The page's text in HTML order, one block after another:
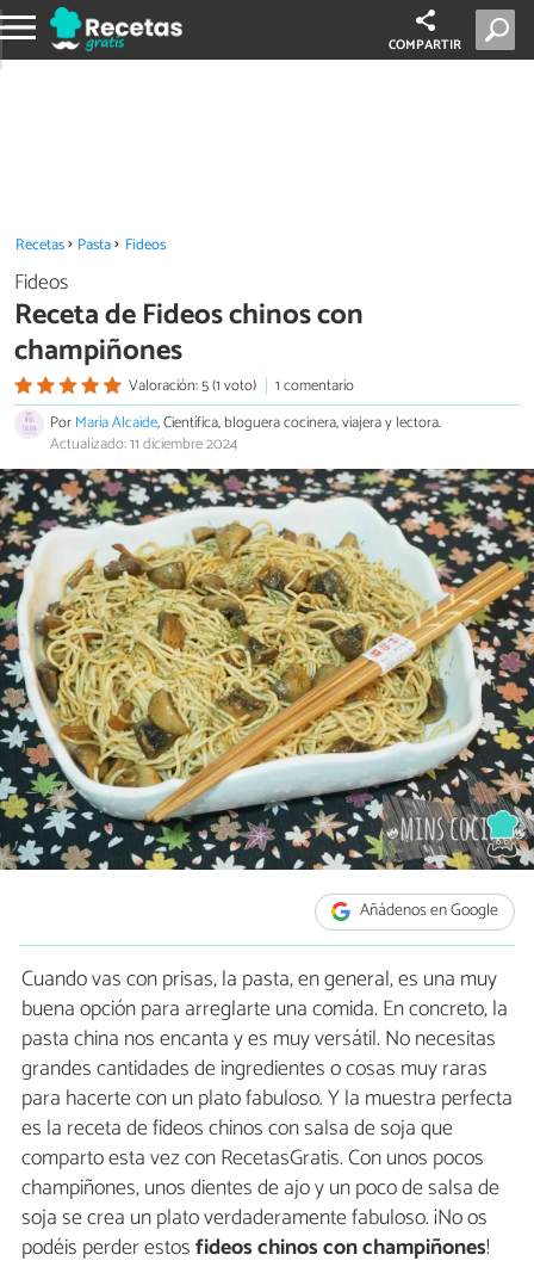
COMPARTIR
Recetas Pasta Fideos
Fideos
Receta de Fideos chinos con
champiñones
Valoración: 5 (1 voto)
1 comentario
PorMaría Alcaide, Científica, bloguera cocinera, viajera y lectora.
Actualizado: 11 diciembre 2024
Añádenos en Google
Cuando vas con prisas, la pasta, en general, es una muy
buena opción para arreglarte una comida. En concreto, la
pasta china nos encanta y es muy versátil. No necesitas
grandes cantidades de ingredientes o cosas muy raras
para hacerte con un plato fabuloso. Y la muestra perfecta
es la receta de fideos chinos con salsa de soja que
comparto esta vez con RecetasGratis. Con unos pocos
champiñones, unos dientes de ajo y un poco de salsa de
soja se crea un plato verdaderamente fabuloso. ¡No os
podéis perder estosfideos chinos con champiñones!